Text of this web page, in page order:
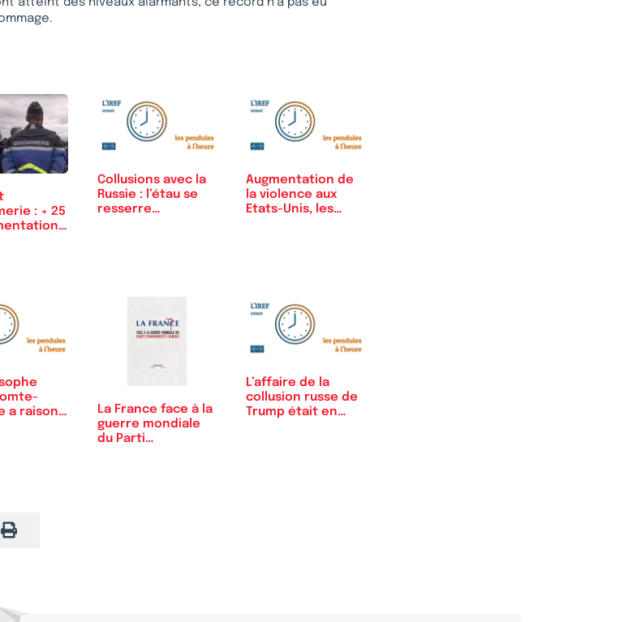
: + 25
Collusions avec la
Russie : l’étau se
resserre…
Augmentation de
la violence aux
Etats-Unis, les…
a raison
La France face à la
guerre mondiale
du Parti…
L’affaire de la
collusion russe de
Trump était en…